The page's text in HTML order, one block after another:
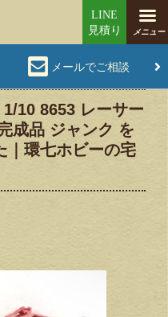
メールでご相談
10 8653 レーサー
成品 ジャンク を
｜環七ホビーの宅